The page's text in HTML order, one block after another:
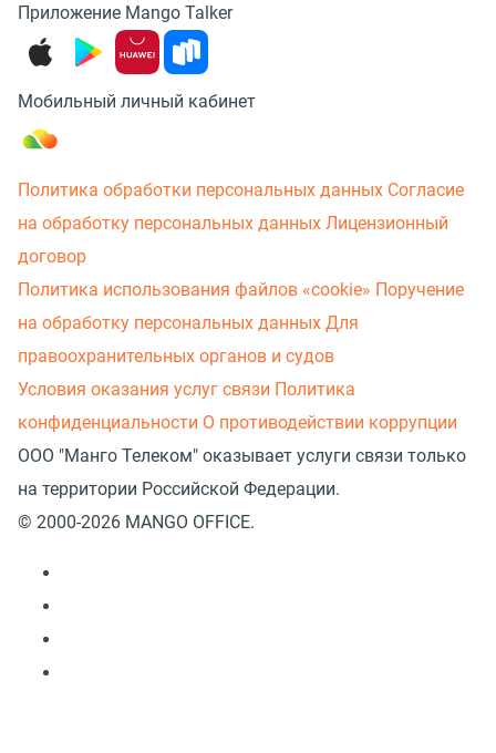
Приложение Mango Talker
Мобильный личный кабинет
Политика обработки персональных данных Согласие
на обработку персональных данных Лицензионный
договор
Политика использования файлов «cookie» Поручение
на обработку персональных данных Для
правоохранительных органов и судов
Условия оказания услуг связи Политика
конфиденциальности О противодействии коррупции
ООО "Манго Телеком" оказывает услуги связи только
на территории Российской Федерации.
© 2000-2026 MANGO OFFICE.